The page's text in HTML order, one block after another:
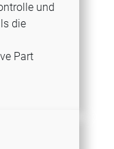
und
die
Part